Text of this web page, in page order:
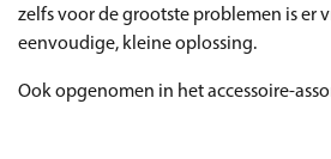
zelfs voor de grootste problemen is er
eenvoudige, kleine oplossing.
Ook opgenomen in het accessoire-